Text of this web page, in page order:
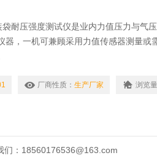
耐压强度测试仪是业内力值压力与气
器，一机可兼顾采用力值传感器测量或
厂商性质： 生产厂家 浏览量
们：18560176536@163.com